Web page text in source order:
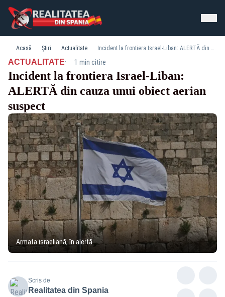
Acasă Știri Actualitate Incident la frontiera Israel-Liban: ALERTĂ din cauza unui obiect aerian suspect
ACTUALITATE· 1 min citire
Incident la frontiera Israel-Liban:
ALERTĂ din cauza unui obiect aerian
suspect
Armata israeliană, în alertă
Scris de
Realitatea din Spania